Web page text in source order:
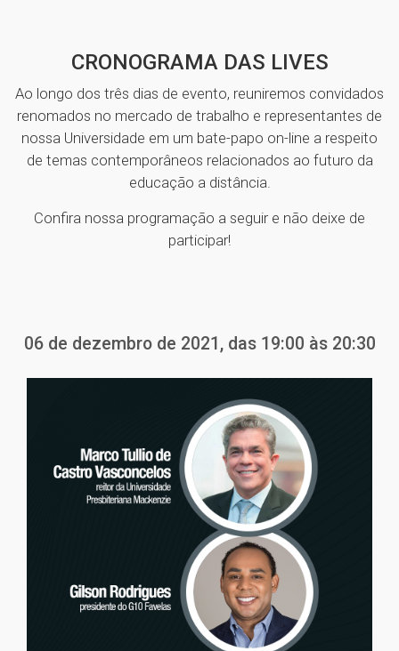
CRONOGRAMA DAS LIVES
Ao longo dos três dias de evento, reuniremos convidados
renomados no mercado de trabalho e representantes de
nossa Universidade em um bate-papo on-line a respeito
de temas contemporâneos relacionados ao futuro da
educação a distância.
Confira nossa programação a seguir e não deixe de
participar!
06 de dezembro de 2021, das 19:00 às 20:30